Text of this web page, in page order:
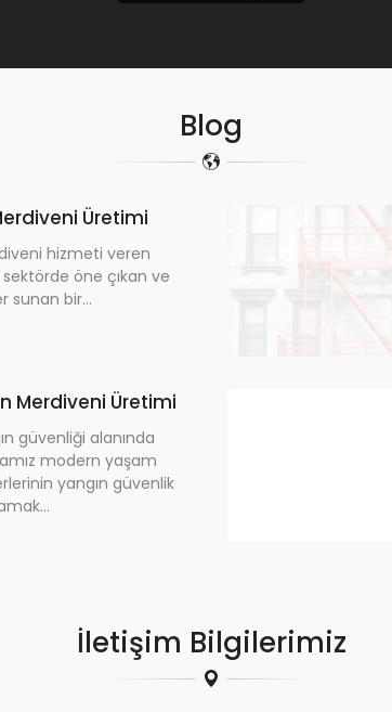
Blog
Üretimi
hizmeti veren
öne çıkan ve
sunan bir...
Merdiveni Üretimi
güvenliği alanında
modern yaşam
yangın güvenlik
İletişim Bilgilerimiz